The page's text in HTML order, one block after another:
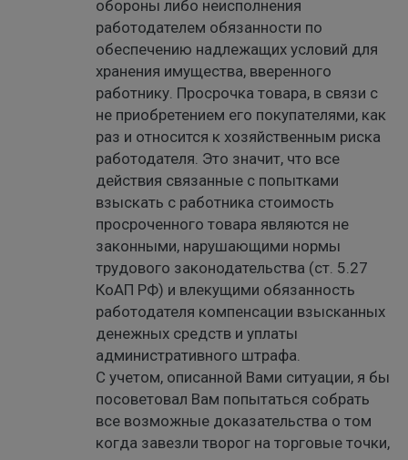
обороны либо неисполнения
работодателем обязанности по
обеспечению надлежащих условий для
хранения имущества, вверенного
работнику. Просрочка товара, в связи с
не приобретением его покупателями, как
раз и относится к хозяйственным риска
работодателя. Это значит, что все
действия связанные с попытками
взыскать с работника стоимость
просроченного товара являются не
законными, нарушающими нормы
трудового законодательства (ст. 5.27
КоАП РФ) и влекущими обязанность
работодателя компенсации взысканных
денежных средств и уплаты
административного штрафа.
С учетом, описанной Вами ситуации, я бы
посоветовал Вам попытаться собрать
все возможные доказательства о том
когда завезли творог на торговые точки,